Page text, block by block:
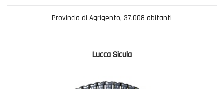
Provincia di Agrigento, 37.008 abitanti
Lucca Sicula